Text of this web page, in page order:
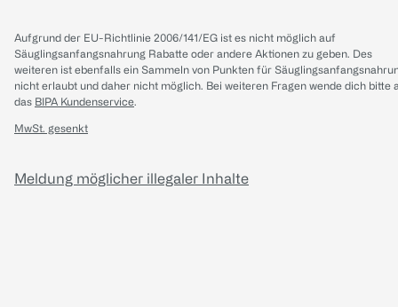
Aufgrund der EU-Richtlinie 2006/141/EG ist es nicht möglich auf
Säuglingsanfangsnahrung Rabatte oder andere Aktionen zu geben. Des
weiteren ist ebenfalls ein Sammeln von Punkten für
nicht erlaubt und daher nicht möglich. Bei weiteren Fragen wende dich bitte
das BIPA Kundenservice.
MwSt. gesenkt
Meldung möglicher illegaler Inhalte